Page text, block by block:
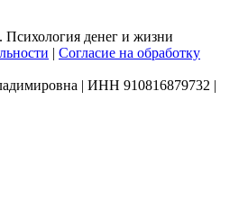
денег и жизни
| Согласие на обработку
| ИНН 910816879732 |